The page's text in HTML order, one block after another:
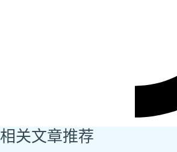
相关文章推荐